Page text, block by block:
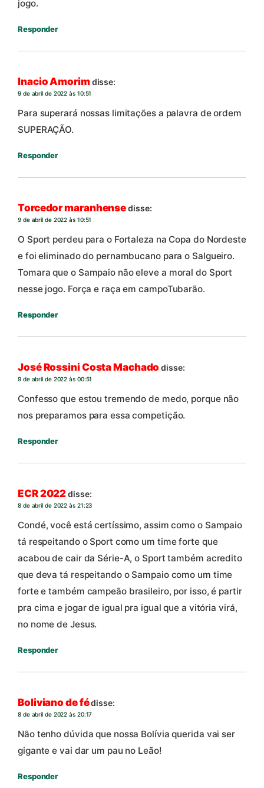
jogo.
Responder
Inacio Amorimdisse:
9 de abril de 2022 às 10:51
Para superará nossas limitações a palavra de ordem
SUPERAÇÃO.
Responder
Torcedor maranhensedisse:
9 de abril de 2022 às 10:51
O Sport perdeu para o Fortaleza na Copa do Nordeste
e foi eliminado do pernambucano para o Salgueiro.
Tomara que o Sampaio não eleve a moral do Sport
nesse jogo. Força e raça em campoTubarão.
Responder
José Rossini Costa Machado disse:
9 de abril de 2022 às 00:51
Confesso que estou tremendo de medo, porque não
nos preparamos para essa competição.
Responder
ECR 2022disse:
8 de abril de 2022 às 21:23
Condé, você está certíssimo, assim como o Sampaio
tá respeitando o Sport como um time forte que
acabou de cair da Série-A, o Sport também acredito
que deva tá respeitando o Sampaio como um time
forte e também campeão brasileiro, por isso, é partir
pra cima e jogar de igual pra igual que a vitória virá,
no nome de Jesus.
Responder
Boliviano de fédisse:
8 de abril de 2022 às 20:17
Não tenho dúvida que nossa Bolívia querida vai ser
gigante e vai dar um pau no Leão!
Responder